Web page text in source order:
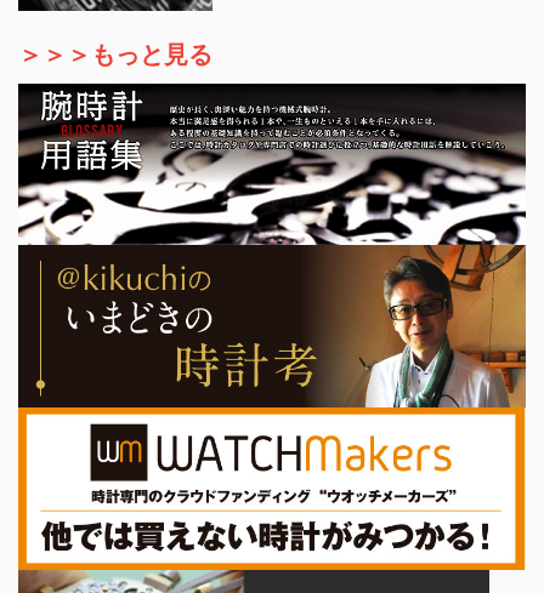
＞＞＞もっと見る